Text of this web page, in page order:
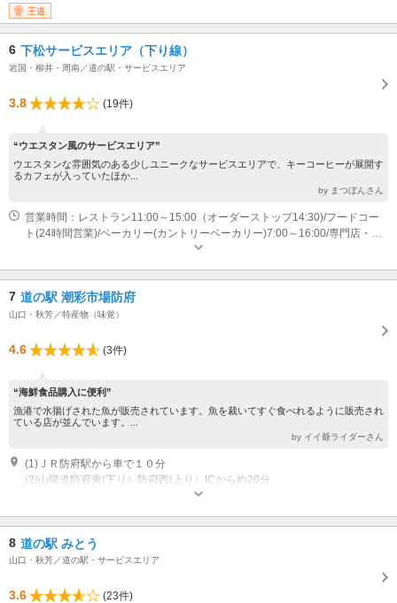
祝日7：00～17：00) 営業時間：インフォメーションコーナー(平日8：00～
17：00 土・日･祝日7：00～17：00)
王道
6 下松サービスエリア（下り線）
岩国・柳井・周南／道の駅・サービスエリア
3.8 (19件)
“ウエスタン風のサービスエリア”
ウエスタンな雰囲気のある少しユニークなサービスエリアで、キーコーヒーが展開す
るカフェが入っていたほか...
by まつぼんさん
営業時間：レストラン11:00～15:00（オーダーストップ14:30)/フードコー
ト(24時間営業)/ベーカリー(カントリーベーカリー)7:00～16:00/専門店・屋
外特設コーナー9:00～17:00/ショッピングコーナー(24時間営業)/ 給油・給電
00 土・日・祝日8：00～17：00)
7 道の駅 潮彩市場防府
山口・秋芳／特産物（味覚）
4.6 (3件)
“海鮮食品購入に便利”
漁港で水揚げされた魚が販売されています。魚を裁いてすぐ食べれるように販売され
ている店が並んでいます。...
by イイ爺ライダーさん
(1)ＪＲ防府駅から車で１０分
(2)山陽道防府東(下り）防府西(上り）ICから約20分
営業期間：9:00～18:00（鮮魚・加工品販売）、店舗によって終了時間が異
定休日（祝日は営業）※一部店舗は営業
8 道の駅 みとう
山口・秋芳／道の駅・サービスエリア
3.6 (23件)